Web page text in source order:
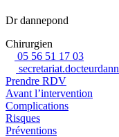
Dr dannepond
Chirurgien
05 56 51 17 03
Prendre RDV
Avant l’intervention
Complications
Risques
Préventions